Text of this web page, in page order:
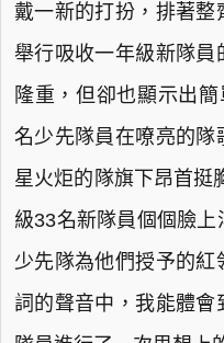
戴一新的打扮，排著整
舉行吸收一年級新隊員
隆重，但卻也顯示出
名少先隊員在嘹亮的隊
星火炬的隊旗下昂首挺
級33名新隊員個個臉
少先隊為他們授予的
詞的聲音中，我能體